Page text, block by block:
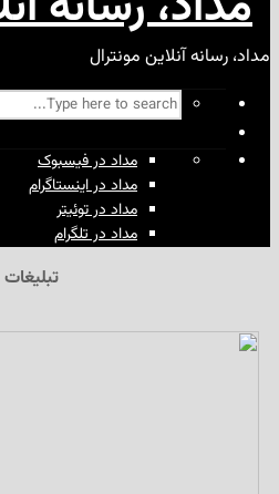
مونترال
Search
مداد در فیسبوک
مداد در اینستاگرام
مداد در توئیتر
مداد در تلگرام